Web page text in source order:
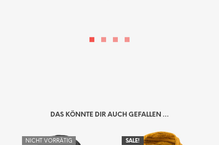
DAS KÖNNTE DIR AUCH GEFALLEN …
NICHT VORRÄTIG SALE!